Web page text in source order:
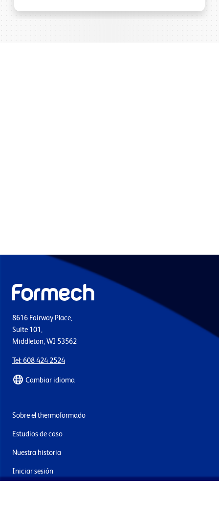
8616 Fairway Place,
Suite 101,
Middleton, WI 53562
Tel: 608 424 2524
Cambiar idioma
Sobre el thermoformado
Estudios de caso
Nuestra historia
Iniciar sesión